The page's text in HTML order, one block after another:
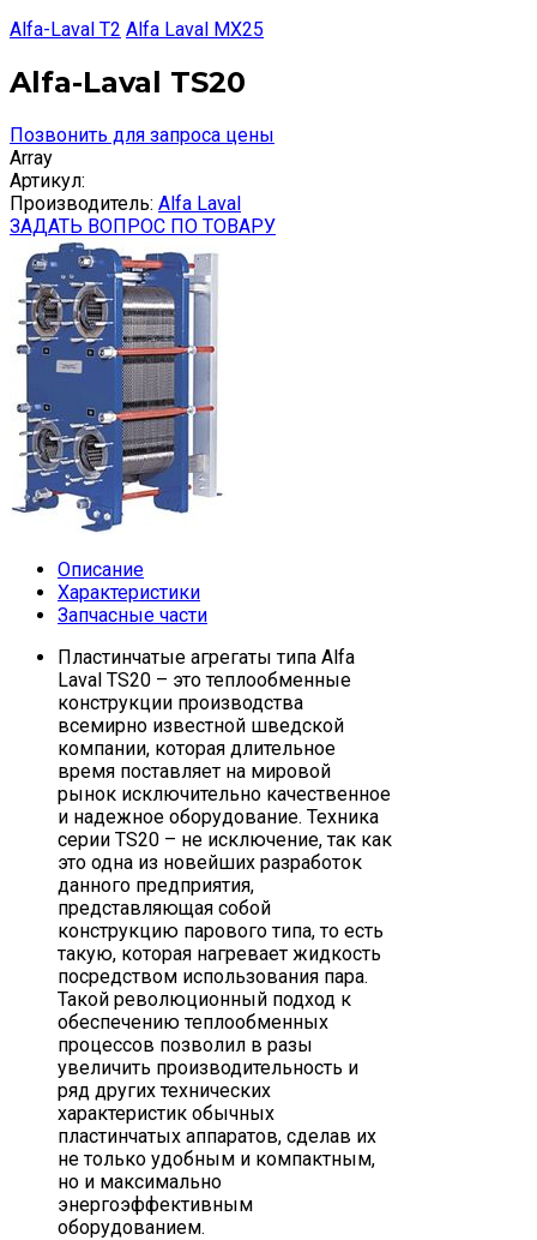
Аlfа-Lаvаl T2 Alfa Laval MX25
Alfa-Laval TS20
Позвонить для запроса цены
Array
Артикул:
Производитель: Alfa Laval
ЗАДАТЬ ВОПРОС ПО ТОВАРУ
Описание
Характеристики
Запчасные части
Пластинчатые агрегаты типа Alfa
Laval TS20 – это теплообменные
конструкции производства
всемирно известной шведской
компании, которая длительное
время поставляет на мировой
рынок исключительно качественное
и надежное оборудование. Техника
серии TS20 – не исключение, так как
это одна из новейших разработок
данного предприятия,
представляющая собой
конструкцию парового типа, то есть
такую, которая нагревает жидкость
посредством использования пара.
Такой революционный подход к
обеспечению теплообменных
процессов позволил в разы
увеличить производительность и
ряд других технических
характеристик обычных
пластинчатых аппаратов, сделав их
не только удобным и компактным,
но и максимально
энергоэффективным
оборудованием.